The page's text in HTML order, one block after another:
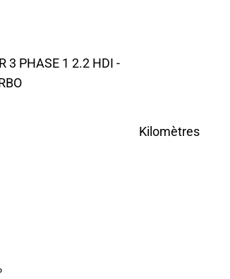
3 PHASE 1 2.2 HDI -
Kilomètres